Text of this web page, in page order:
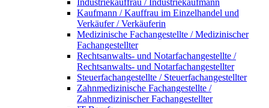
Industriekauffrau / Industriekaufmann
Kaufmann / Kauffrau im Einzelhandel und
Verkäufer / Verkäuferin
Medizinische Fachangestellte / Medizinischer
Fachangestellter
Rechtsanwalts- und Notarfachangestellte /
Rechtsanwalts- und Notarfachangestellter
Steuerfachangestellte / Steuerfachangestellter
Zahnmedizinische Fachangestellte /
Zahnmedizinischer Fachangestellter